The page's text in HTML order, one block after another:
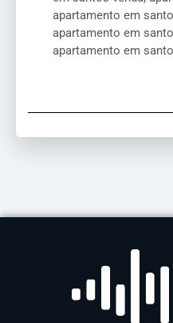
apartamento em
apartamento em
apartamento em